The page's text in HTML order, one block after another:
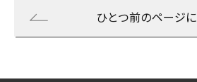
ひとつ前のページ